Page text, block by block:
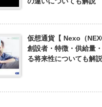
仮想通貨【 Nexo（
創設者・特徴・供給量
る将来性についても解